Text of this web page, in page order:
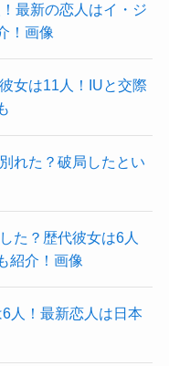
最新の恋人はイ・ジ
！画像
女は11人！IUと交際
れた？破局したとい
た？歴代彼女は6人
紹介！画像
人！最新恋人は日本